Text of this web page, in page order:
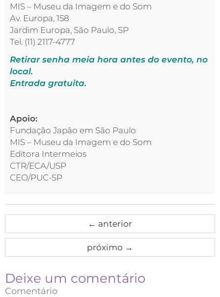
MIS – Museu da Imagem e do Som
Av. Europa, 158
Jardim Europa, São Paulo, SP
Tel. (11) 2117-4777
Retirar senha meia hora antes do evento, no
local.
Entrada gratuita.
Apoio:
Fundação Japão em São Paulo
MIS – Museu da Imagem e do Som
Editora Intermeios
CTR/ECA/USP
CEO/PUC-SP
← anterior
próximo →
Deixe um comentário
Comentário